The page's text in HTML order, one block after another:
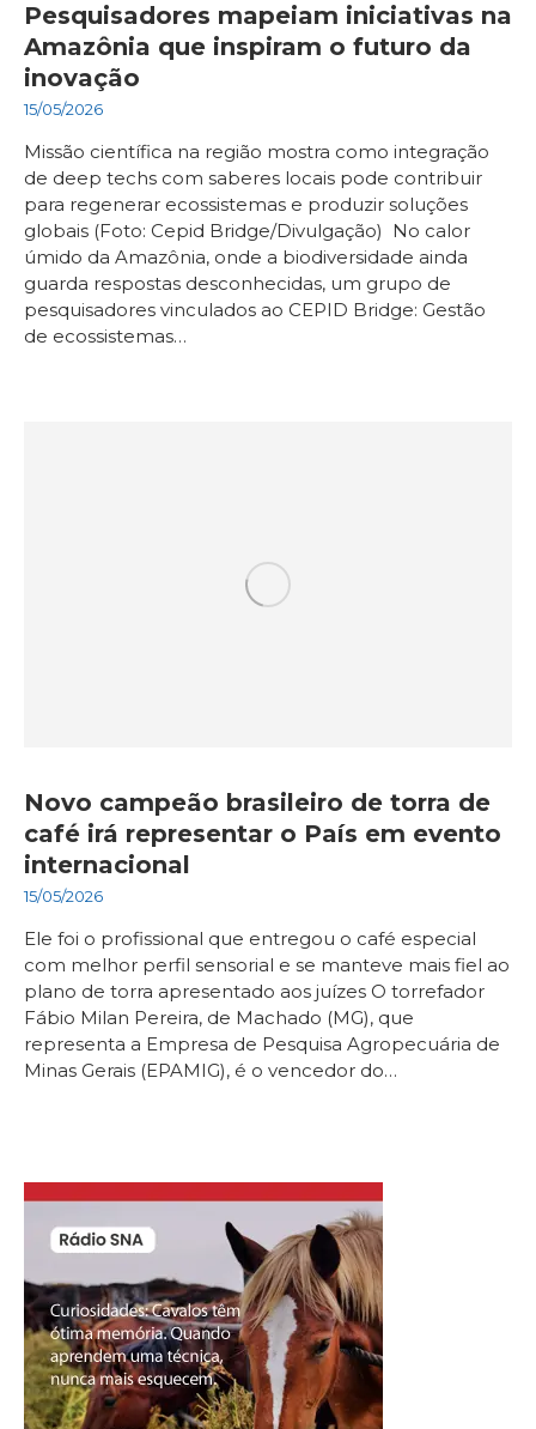
Pesquisadores mapeiam iniciativas na
Amazônia que inspiram o futuro da
inovação
15/05/2026
Missão científica na região mostra como integração
de deep techs com saberes locais pode contribuir
para regenerar ecossistemas e produzir soluções
globais (Foto: Cepid Bridge/Divulgação) No calor
úmido da Amazônia, onde a biodiversidade ainda
guarda respostas desconhecidas, um grupo de
pesquisadores vinculados ao CEPID Bridge: Gestão
de ecossistemas…
Novo campeão brasileiro de torra de
café irá representar o País em evento
internacional
15/05/2026
Ele foi o profissional que entregou o café especial
com melhor perfil sensorial e se manteve mais fiel ao
plano de torra apresentado aos juízes O torrefador
Fábio Milan Pereira, de Machado (MG), que
representa a Empresa de Pesquisa Agropecuária de
Minas Gerais (EPAMIG), é o vencedor do…